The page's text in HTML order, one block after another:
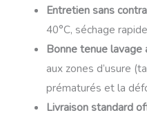
Entretien sans
40°C, séchage rapide
Bonne tenue lavage
aux zones d’usure
prématurés et la
Livraison standard